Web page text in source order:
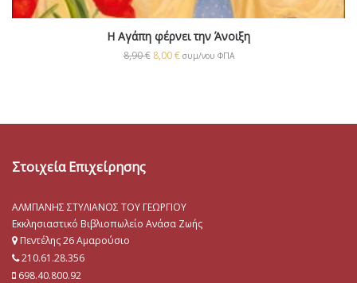
Η Αγάπη φέρνει την Άνοιξη
8,90€ 8,00€ συμ/νου ΦΠΑ
Στοιχεία Επιχείρησης
ΑΛΜΠΑΝΗΣ ΣΤΥΛΙΑΝΟΣ ΤΟΥ ΓΕΩΡΓΙΟΥ
Εκκλησιαστικό Βιβλιοπωλείο Ανάσα Ζωής
Πεντέλης 26 Αμαρούσιο
210.61.28.356
698.40.800.92